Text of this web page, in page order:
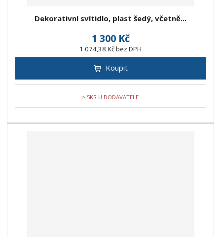
Dekorativní svítidlo, plast šedý, včetně...
1 300 Kč
1 074,38 Kč bez DPH
Koupit
> 5KS U DODAVATELE